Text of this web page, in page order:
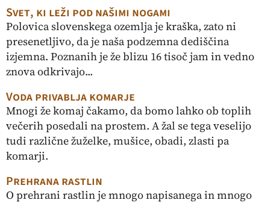
Svet, ki leži pod našimi nogami
Polovica slovenskega ozemlja je kraška, zato ni
presenetljivo, da je naša podzemna dediščina
izjemna. Poznanih je že blizu 16 tisoč jam in vedno
znova odkrivajo...
Voda privablja komarje
Mnogi že komaj čakamo, da bomo lahko ob toplih
večerih posedali na prostem. A žal se tega veselijo
tudi različne žuželke, mušice, obadi, zlasti pa
komarji.
Prehrana rastlin
O prehrani rastlin je mnogo napisanega in mnogo